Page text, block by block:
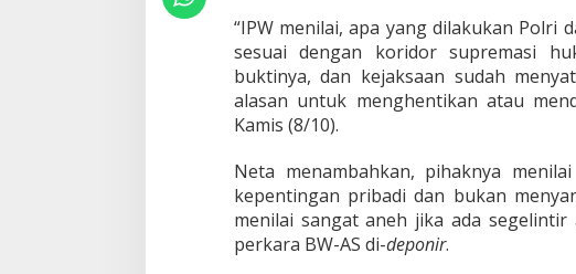
k
a
n
P
e
r
a
r
a
B
W
“IPW menilai, apa yang dilakukan Polri
sesuai dengan koridor supremasi
buktinya, dan kejaksaan sudah
alasan untuk menghentikan atau
Kamis (8/10).
Neta menambahkan, pihaknya
kepentingan pribadi dan bukan
menilai sangat aneh jika ada
perkara BW-AS di-deponir.